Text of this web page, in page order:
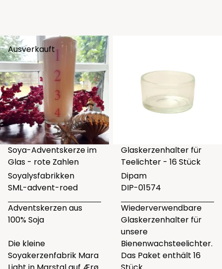
Ausverkauft
Soya-Adventskerze im
Glas - rote Zahlen
Soyalysfabrikken
SML-advent-roed
Adventskerzen aus
100% Soja
Die kleine
Soyakerzenfabrik Mara
Glaskerzenhalter für
Teelichter - 16 Stück
Dipam
DIP-01574
Wiederverwendbare
Glaskerzenhalter für
unsere
Bienenwachsteelichter.
Das Paket enthält 16